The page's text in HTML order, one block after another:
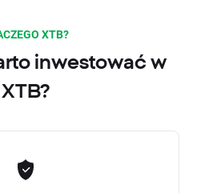
XTB?
inwestować w
XTB?